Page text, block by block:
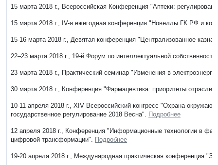
15 марта 2018 г., Всероссийская Конференция "Аптеки:
15 марта 2018 г., IV-я ежегодная конференция "Новеллы ГК РФ и
15-16 марта 2018 г., Девятая конференция "Централизованное
22–23 марта 2018 г., 19-й Форум по интеллектуальной
23 марта 2018 г., Практический семинар "Изменения в
30 марта 2018 г., Конференция "Фармацевтика: приоритеты отрасли
10-11 апреля 2018 г., XIV Всероссийский конгресс "Охрана
государственное регулирование 2018 Весна". Подробнее
12 апреля 2018 г., Конференция "Информационные технологии в
цифровой трансформации". Подробнее
19-20 апреля 2018 г., Международная практическая конференция